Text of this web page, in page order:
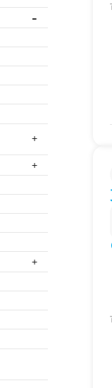
-
+
+
+